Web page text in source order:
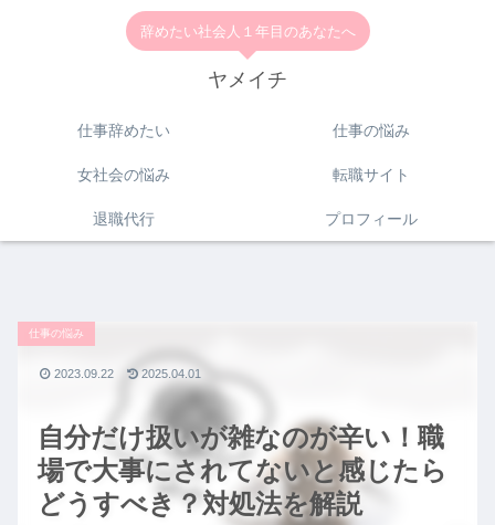
辞めたい社会人１年目のあなたへ
ヤメイチ
仕事辞めたい 仕事の悩み
女社会の悩み 転職サイト
退職代行 プロフィール
自分だけ扱いが雑なのが辛い！職
場で大事にされてないと感じたら
どうすべき？対処法を解説
仕事の悩み
2023.09.22 2025.04.01